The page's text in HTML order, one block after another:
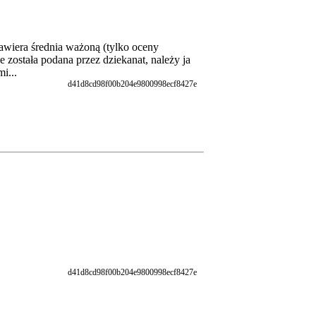
średnia ważoną (tylko oceny
podana przez dziekanat, należy ja
d41d8cd98f00b204e9800998ecf8427e
d41d8cd98f00b204e9800998ecf8427e